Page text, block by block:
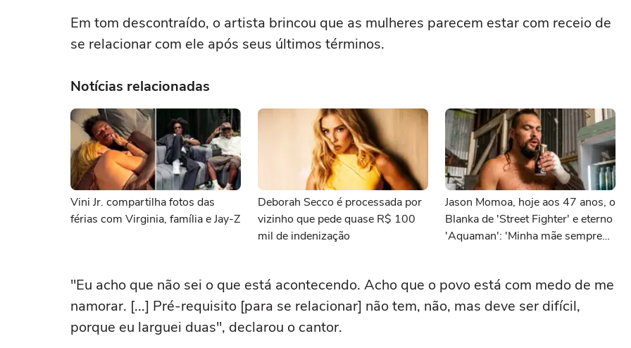
Em tom descontraído, o artista brincou que as mulheres parecem estar com receio de
se relacionar com ele após seus últimos términos.
Notícias relacionadas
Vini Jr. compartilha fotos das
férias com Virginia, família e Jay-Z
Deborah Secco é processada por
vizinho que pede quase R$ 100
mil de indenização
Jason Momoa, hoje aos 47 anos, o
Blanka de 'Street Fighter' e eterno
'Aquaman': 'Minha mãe sempre
melhores'
"Eu acho que não sei o que está acontecendo. Acho que o povo está com medo de me
namorar. [...] Pré-requisito [para se relacionar] não tem, não, mas deve ser difícil,
porque eu larguei duas", declarou o cantor.